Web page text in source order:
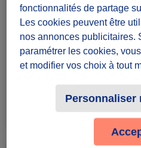
Badges à récolter
Terminé
fonctionnalités de partage
Les cookies peuvent être
nos annonces publicitaires.
paramétrer les cookies,
et modifier vos choix à tout
Personnaliser